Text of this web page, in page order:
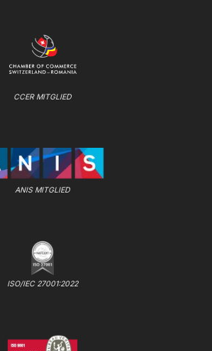
CCER MITGLIED
ANIS MITGLIED
ISO/IEC 27001:2022